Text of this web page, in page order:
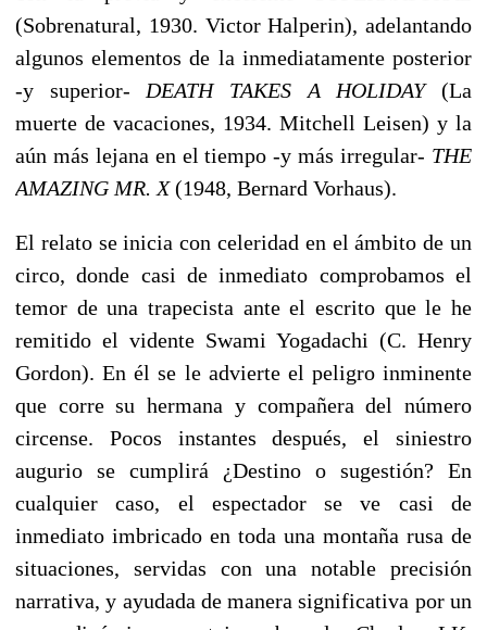
(Sobrenatural, 1930. Victor Halperin), adelantando
algunos elementos de la inmediatamente posterior
-y superior- DEATH TAKES A HOLIDAY(La
muerte de vacaciones, 1934. Mitchell Leisen) y la
aún más lejana en el tiempo -y más irregular- THE
AMAZING MR. X(1948, Bernard Vorhaus).
El relato se inicia con celeridad en el ámbito de un
circo, donde casi de inmediato comprobamos el
temor de una trapecista ante el escrito que le he
remitido el vidente Swami Yogadachi (C. Henry
Gordon). En él se le advierte el peligro inminente
que corre su hermana y compañera del número
circense. Pocos instantes después, el siniestro
augurio se cumplirá ¿Destino o sugestión? En
cualquier caso, el espectador se ve casi de
inmediato imbricado en toda una montaña rusa de
situaciones, servidas con una notable precisión
narrativa, y ayudada de manera significativa por un